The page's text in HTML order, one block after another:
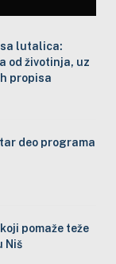
lutalica:
od životinja, uz
propisa
deo programa
pomaže teže
Niš